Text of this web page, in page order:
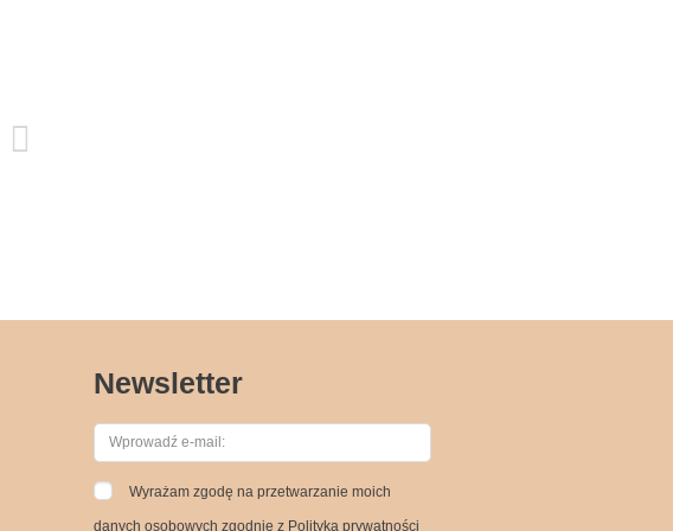
Newsletter
Wyrażam zgodę na przetwarzanie moich
danych osobowych zgodnie z Polityką prywatności